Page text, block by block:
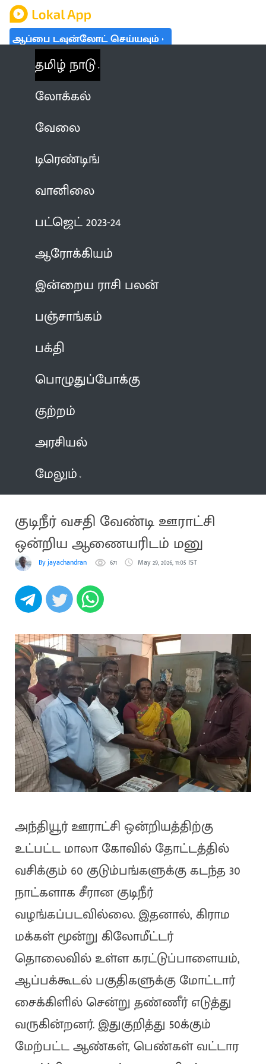
ஆப்பை டவுன்லோட் செய்யவும்
தமிழ் நாடு
லோக்கல்
வேலை
டிரெண்டிங்
வானிலை
பட்ஜெட் 2023-24
ஆரோக்கியம்
இன்றைய ராசி பலன்
பஞ்சாங்கம்
பக்தி
பொழுதுப்போக்கு
குற்றம்
அரசியல்
மேலும்
குடிநீர் வசதி வேண்டி ஊராட்சி
ஒன்றிய ஆணையரிடம் மனு
By jayachandran 671 May 29, 2026, 11:05 IST
அந்தியூர் ஊராட்சி ஒன்றியத்திற்கு
உட்பட்ட மாலா கோவில் தோட்டத்தில்
வசிக்கும் 60 குடும்பங்களுக்கு கடந்த 30
நாட்களாக சீரான குடிநீர்
வழங்கப்படவில்லை. இதனால், கிராம
மக்கள் மூன்று கிலோமீட்டர்
தொலைவில் உள்ள கரட்டுப்பாளையம்,
ஆப்பக்கூடல் பகுதிகளுக்கு மோட்டார்
சைக்கிளில் சென்று தண்ணீர் எடுத்து
வருகின்றனர். இதுகுறித்து 50க்கும்
மேற்பட்ட ஆண்கள், பெண்கள் வட்டார